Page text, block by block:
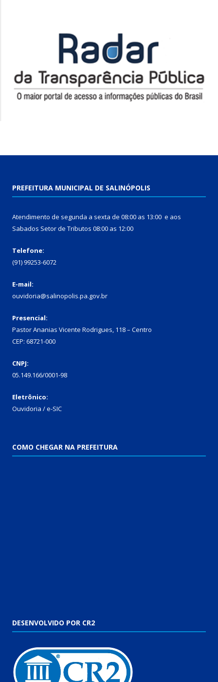
PREFEITURA MUNICIPAL DE SALINÓPOLIS
Atendimento de segunda a sexta de 08:00 as 13:00 e aos
Sabados Setor de Tributos 08:00 as 12:00
Telefone:
(91) 99253-6072
E-mail:
ouvidoria@salinopolis.pa.gov.br
Presencial:
Pastor Ananias Vicente Rodrigues, 118 – Centro
CEP: 68721-000
CNPJ:
05.149.166/0001-98
Eletrônico:
Ouvidoria / e-SIC
COMO CHEGAR NA PREFEITURA
DESENVOLVIDO POR CR2